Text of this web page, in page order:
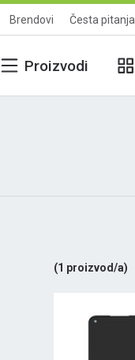
Brendovi Česta pitanja
Proizvodi
(1 proizvod/a)